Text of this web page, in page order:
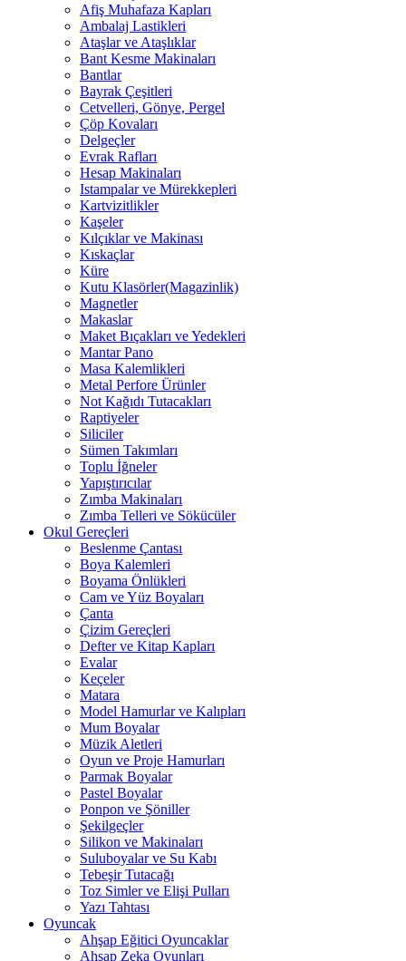
Afiş Muhafaza Kapları
Ambalaj Lastikleri
Ataşlar ve Ataşlıklar
Bant Kesme Makinaları
Bantlar
Bayrak Çeşitleri
Cetvelleri, Gönye, Pergel
Çöp Kovaları
Delgeçler
Evrak Rafları
Hesap Makinaları
Istampalar ve Mürekkepleri
Kartvizitlikler
Kaşeler
Kılçıklar ve Makinası
Kıskaçlar
Küre
Kutu Klasörler(Magazinlik)
Magnetler
Makaslar
Maket Bıçakları ve Yedekleri
Mantar Pano
Masa Kalemlikleri
Metal Perfore Ürünler
Not Kağıdı Tutacakları
Raptiyeler
Siliciler
Sümen Takımları
Toplu İğneler
Yapıştırıcılar
Zımba Makinaları
Zımba Telleri ve Sökücüler
Okul Gereçleri
Beslenme Çantası
Boya Kalemleri
Boyama Önlükleri
Cam ve Yüz Boyaları
Çanta
Çizim Gereçleri
Defter ve Kitap Kapları
Evalar
Keçeler
Matara
Model Hamurlar ve Kalıpları
Mum Boyalar
Müzik Aletleri
Oyun ve Proje Hamurları
Parmak Boyalar
Pastel Boyalar
Ponpon ve Şöniller
Şekilgeçler
Silikon ve Makinaları
Suluboyalar ve Su Kabı
Tebeşir Tutacağı
Toz Simler ve Elişi Pulları
Yazı Tahtası
Oyuncak
Ahşap Eğitici Oyuncaklar
Ahşap Zeka Oyunları